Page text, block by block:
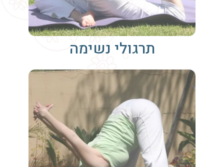
תרגולי נשימה